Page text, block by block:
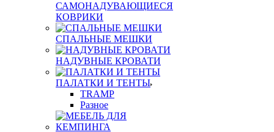
САМОНАДУВАЮЩИЕСЯ
КОВРИКИ
СПАЛЬНЫЕ МЕШКИ
НАДУВНЫЕ КРОВАТИ
ПАЛАТКИ И ТЕНТЫ
TRAMP
Разное